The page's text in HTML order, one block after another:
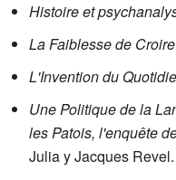
Histoire et
La Faiblesse de Croire
L'Invention du
Une Politique de la
les Patois, l'enquête
Julia y Jacques Revel.